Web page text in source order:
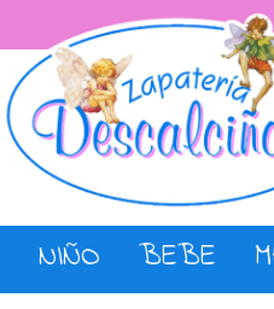
NIÑO BEBE